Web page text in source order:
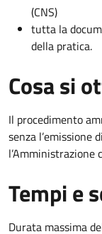
(CNS)
tutta la
della pratica.
Cosa si
Il procedimento
senza l’emissione
l’Amministrazione
Tempi e
Durata massima